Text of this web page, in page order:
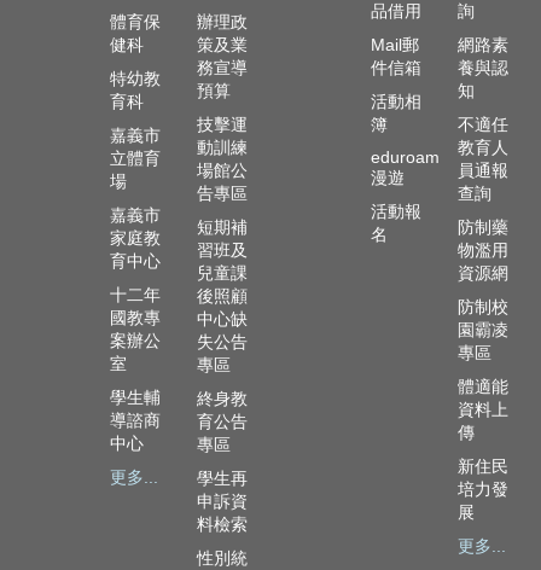
體育保
健科
特幼教
育科
嘉義市
立體育
場
嘉義市
家庭教
育中心
十二年
國教專
案辦公
室
學生輔
導諮商
中心
更多...
辦理政
策及業
務宣導
預算
技擊運
動訓練
場館公
告專區
短期補
習班及
兒童課
後照顧
中心缺
失公告
專區
終身教
育公告
專區
學生再
申訴資
料檢索
性別統
品借用
Mail郵
件信箱
活動相
簿
eduroam
漫遊
活動報
名
詢
網路素
養與認
知
不適任
教育人
員通報
查詢
防制藥
物濫用
資源網
防制校
園霸凌
專區
體適能
資料上
傳
新住民
培力發
展
更多...